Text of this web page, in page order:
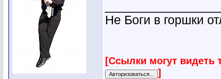
Не Боги в горшки
[Ссылки могут видеть
]